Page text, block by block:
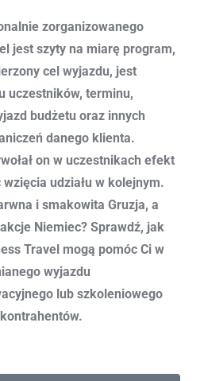
zorganizowanego
jest szyty na miarę program,
cel wyjazdu, jest
uczestników, terminu,
budżetu oraz innych
danego klienta.
on w uczestnikach efekt
wzięcia udziału w kolejnym.
i smakowita Gruzja, a
Niemiec? Sprawdź, jak
Travel mogą pomóc Ci w
wyjazdu
lub szkoleniowego